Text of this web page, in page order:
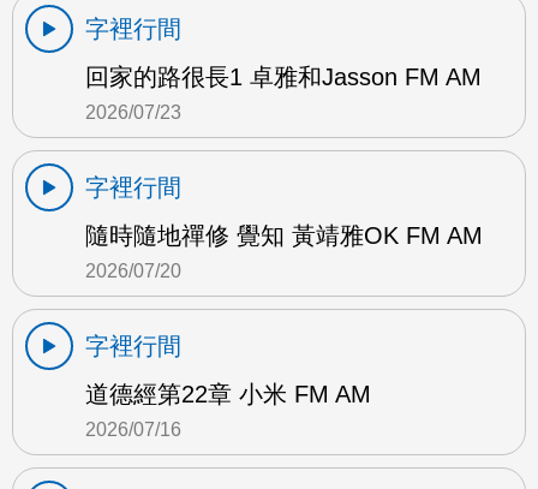
字裡行間
回家的路很長1 卓雅和Jasson FM AM
2026/07/23
字裡行間
隨時隨地禪修 覺知 黃靖雅OK FM AM
2026/07/20
字裡行間
道德經第22章 小米 FM AM
2026/07/16